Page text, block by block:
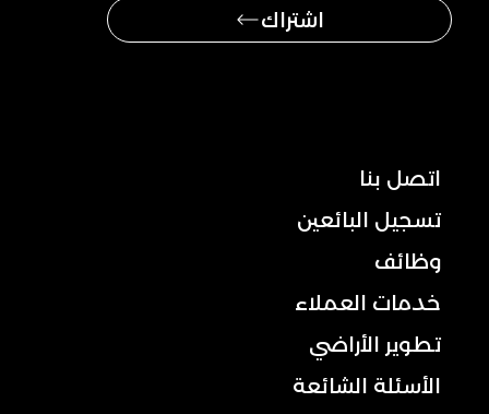
اشتراك
اتصل بنا
تسجيل البائعين
وظائف
خدمات العملاء
تطوير الأراضي
الأسئلة الشائعة